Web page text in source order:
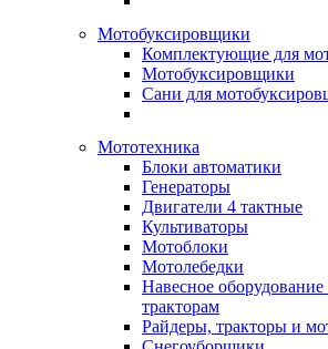
Мотобуксировщики
Комплектующие для
Мотобуксировщики
Сани для
Мототехника
Блоки автоматики
Генераторы
Двигатели 4 тактные
Культиваторы
Мотоблоки
Мотолебедки
Навесное
тракторам
Райдеры, тракторы и